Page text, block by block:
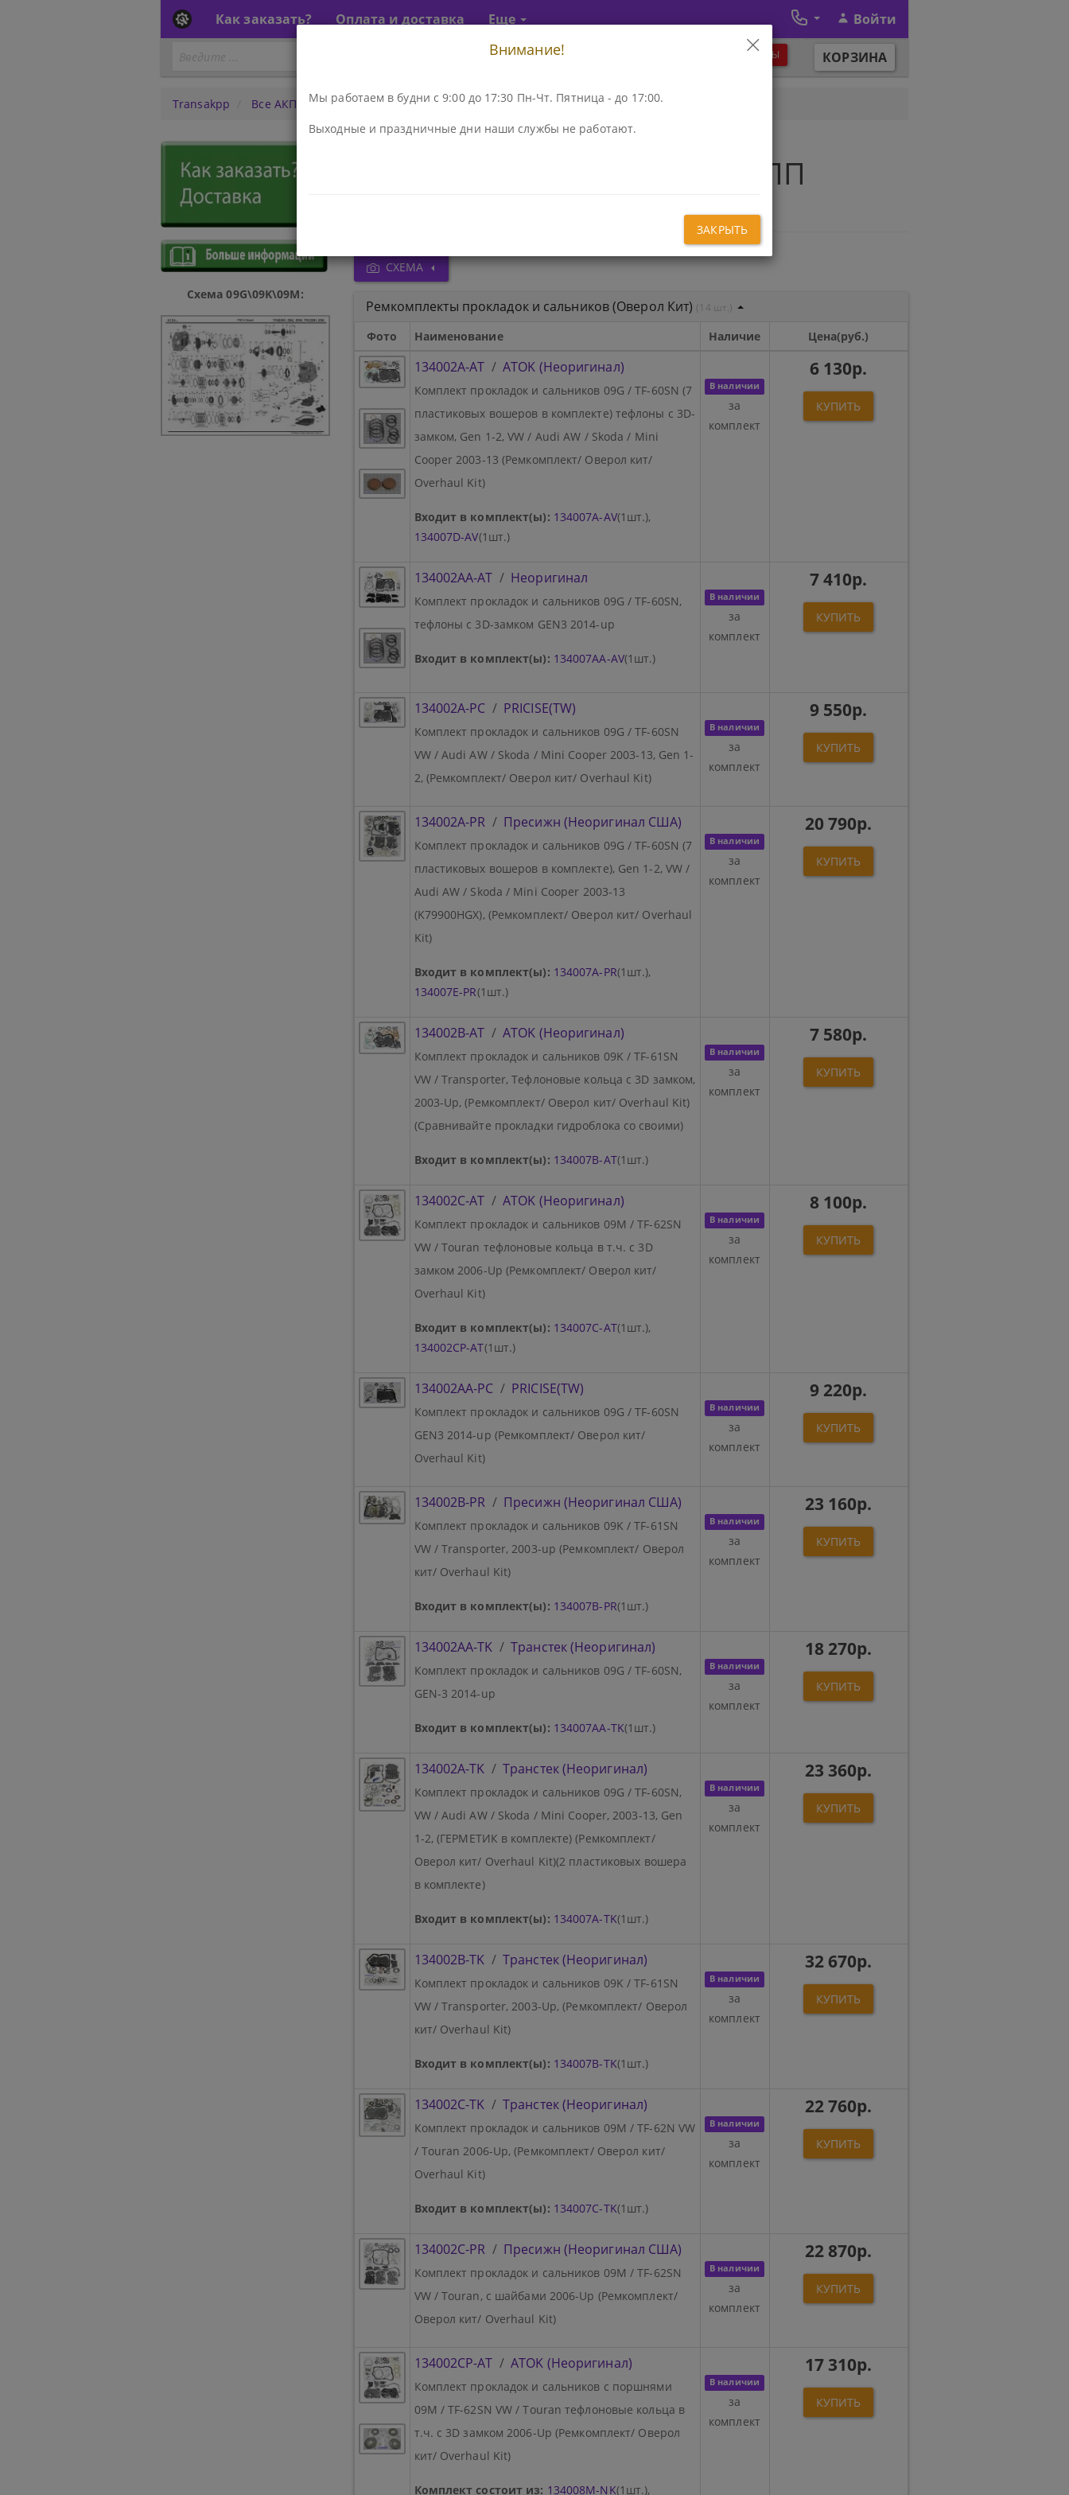
Как заказать? Оплата и доставка Еще Войти
РЕЖИМ РАБОТЫ КОРЗИНА
Transakpp Все АКПП АКПП 09G\09K\09M Детали для АКПП 09G\09K\09M
Схема 09G\09K\09M:
Детали и Ремкомплекты АКПП
СХЕМА
Ремкомплекты прокладок и сальников (Оверол Кит) (14 шт.)
Фото Наименование Наличие Цена(руб.)
134002A-AT / ATOK (Неоригинал)
Комплект прокладок и сальников 09G / TF-60SN (7
пластиковых вошеров в комплекте) тефлоны с 3D-
замком, Gen 1-2, VW / Audi AW / Skoda / Mini
Cooper 2003-13 (Ремкомплект/ Оверол кит/
Overhaul Kit)
Входит в комплект(ы): 134007A-AV(1шт.),
134007D-AV(1шт.)
В наличии
за
комплект
6 130р.
КУПИТЬ
134002AA-AT / Неоригинал
Комплект прокладок и сальников 09G / TF-60SN,
тефлоны с 3D-замком GEN3 2014-up
Входит в комплект(ы): 134007AA-AV(1шт.)
В наличии
за
комплект
7 410р.
КУПИТЬ
134002A-PC / PRICISE(TW)
Комплект прокладок и сальников 09G / TF-60SN
VW / Audi AW / Skoda / Mini Cooper 2003-13, Gen 1-
2, (Ремкомплект/ Оверол кит/ Overhaul Kit)
В наличии
за
комплект
9 550р.
КУПИТЬ
134002A-PR / Пресижн (Неоригинал США)
Комплект прокладок и сальников 09G / TF-60SN (7
пластиковых вошеров в комплекте), Gen 1-2, VW /
Audi AW / Skoda / Mini Cooper 2003-13
(K79900HGX), (Ремкомплект/ Оверол кит/ Overhaul
Kit)
Входит в комплект(ы): 134007A-PR(1шт.),
134007E-PR(1шт.)
В наличии
за
комплект
20 790р.
КУПИТЬ
134002B-AT / ATOK (Неоригинал)
Комплект прокладок и сальников 09K / TF-61SN
VW / Transporter, Тефлоновые кольца с 3D замком,
2003-Up, (Ремкомплект/ Оверол кит/ Overhaul Kit)
(Сравнивайте прокладки гидроблока со своими)
Входит в комплект(ы): 134007B-AT(1шт.)
В наличии
за
комплект
7 580р.
КУПИТЬ
134002C-AT / ATOK (Неоригинал)
Комплект прокладок и сальников 09M / TF-62SN
VW / Touran тефлоновые кольца в т.ч. с 3D
замком 2006-Up (Ремкомплект/ Оверол кит/
Overhaul Kit)
Входит в комплект(ы): 134007C-AT(1шт.),
134002CP-AT(1шт.)
В наличии
за
комплект
8 100р.
КУПИТЬ
134002AA-PC / PRICISE(TW)
Комплект прокладок и сальников 09G / TF-60SN
GEN3 2014-up (Ремкомплект/ Оверол кит/
Overhaul Kit)
В наличии
за
комплект
9 220р.
КУПИТЬ
134002B-PR / Пресижн (Неоригинал США)
Комплект прокладок и сальников 09K / TF-61SN
VW / Transporter, 2003-up (Ремкомплект/ Оверол
кит/ Overhaul Kit)
Входит в комплект(ы): 134007B-PR(1шт.)
В наличии
за
комплект
23 160р.
КУПИТЬ
134002AA-TK /Транстек (Неоригинал)
Комплект прокладок и сальников 09G / TF-60SN,
GEN-3 2014-up
Входит в комплект(ы): 134007AA-TK(1шт.)
В наличии
за
комплект
18 270р.
КУПИТЬ
134002A-TK / Транстек (Неоригинал)
Комплект прокладок и сальников 09G / TF-60SN,
VW / Audi AW / Skoda / Mini Cooper, 2003-13, Gen
1-2, (ГЕРМЕТИК в комплекте) (Ремкомплект/
Оверол кит/ Overhaul Kit)(2 пластиковых вошера
в комплекте)
Входит в комплект(ы): 134007A-TK(1шт.)
В наличии
за
комплект
23 360р.
КУПИТЬ
134002B-TK / Транстек (Неоригинал)
Комплект прокладок и сальников 09K / TF-61SN
VW / Transporter, 2003-Up, (Ремкомплект/ Оверол
кит/ Overhaul Kit)
Входит в комплект(ы): 134007B-TK(1шт.)
В наличии
за
комплект
32 670р.
КУПИТЬ
134002C-TK / Транстек (Неоригинал)
Комплект прокладок и сальников 09M / TF-62N VW
/ Touran 2006-Up, (Ремкомплект/ Оверол кит/
Overhaul Kit)
Входит в комплект(ы): 134007C-TK(1шт.)
В наличии
за
комплект
22 760р.
КУПИТЬ
134002C-PR / Пресижн (Неоригинал США)
Комплект прокладок и сальников 09M / TF-62SN
VW / Touran, с шайбами 2006-Up (Ремкомплект/
Оверол кит/ Overhaul Kit)
В наличии
за
комплект
22 870р.
КУПИТЬ
134002CP-AT /ATOK (Неоригинал)
Комплект прокладок и сальников с поршнями
09M / TF-62SN VW / Touran тефлоновые кольца в
т.ч. с 3D замком 2006-Up (Ремкомплект/ Оверол
кит/ Overhaul Kit)
Комплект состоит из: 134008M-NK(1шт.),
В наличии
за
комплект
17 310р.
КУПИТЬ
×
Внимание!
Мы работаем в будни с 9:00 до 17:30 Пн-Чт. Пятница - до 17:00.
Выходные и праздничные дни наши службы не работают.
ЗАКРЫТЬ